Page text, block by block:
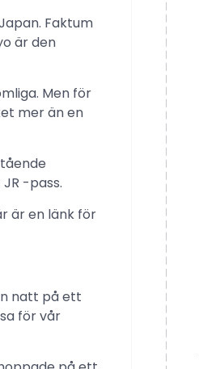
Faktum
är den
Men för
mer än en
-pass.
är en länk för
natt på ett
för vår